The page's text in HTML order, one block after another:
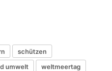
schützen
umwelt weltmeertag